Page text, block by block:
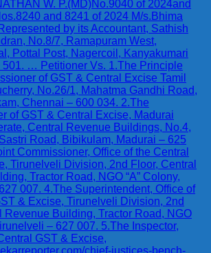
W. P.(MD)No.9040 of 2024and
and 8241 of 2024 M/s.Bhima
by its Accountant, Sathish
No.8/7, Ramapuram West,
Pottal Post, Nagercoil, Kanyakumari
501. … Petitioner Vs. 1.The Principle
of GST & Central Excise Tamil
No.26/1, Mahatma Gandhi Road,
Chennai – 600 034. 2.The
of GST & Central Excise, Madurai
Central Revenue Buildings, No.4,
Road, Bibikulam, Madurai – 625
Commissioner, Office of the Central
Tirunelveli Division, 2nd Floor, Central
Tractor Road, NGO “A” Colony,
007. 4.The Superintendent, Office of
& Excise, Tirunelveli Division, 2nd
Revenue Building, Tractor Road, NGO
– 627 007. 5.The Inspector,
GST & Excise,
chief-justices-bench-